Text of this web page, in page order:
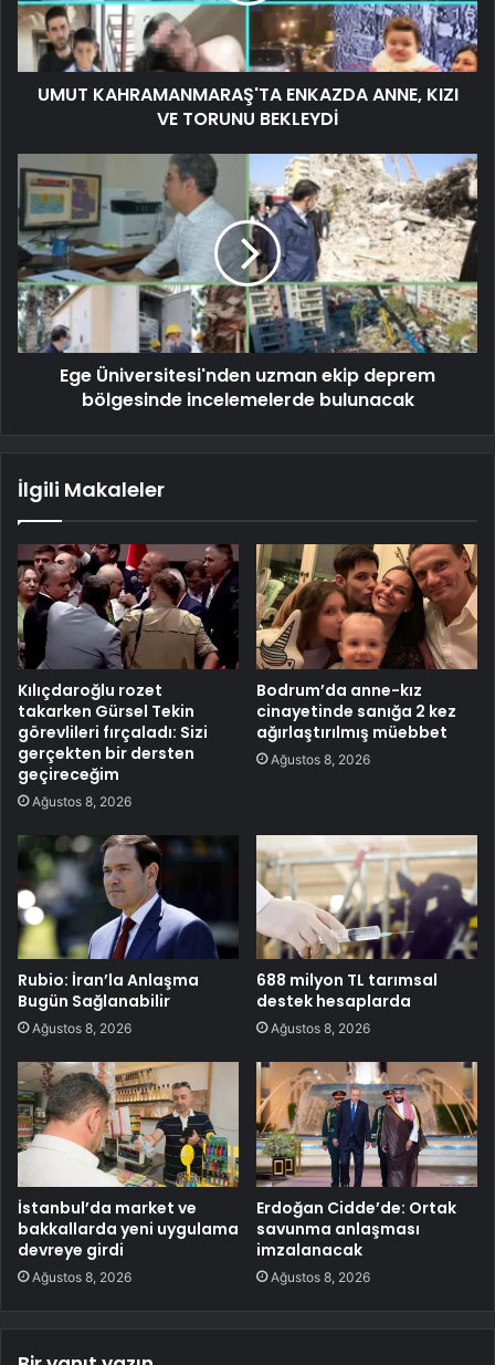
UMUT KAHRAMANMARAŞ'TA ENKAZDA ANNE, KIZI
VE TORUNU BEKLEYDİ
Ege Üniversitesi'nden uzman ekip deprem
bölgesinde incelemelerde bulunacak
İlgili Makaleler
Kılıçdaroğlu rozet
takarken Gürsel Tekin
görevlileri fırçaladı: Sizi
gerçekten bir dersten
geçireceğim
Ağustos 8, 2026
Bodrum’da anne-kız
cinayetinde sanığa 2 kez
ağırlaştırılmış müebbet
Ağustos 8, 2026
Rubio: İran’la Anlaşma
Bugün Sağlanabilir
Ağustos 8, 2026
688 milyon TL tarımsal
destek hesaplarda
Ağustos 8, 2026
İstanbul’da market ve
bakkallarda yeni uygulama
devreye girdi
Ağustos 8, 2026
Erdoğan Cidde’de: Ortak
savunma anlaşması
imzalanacak
Ağustos 8, 2026